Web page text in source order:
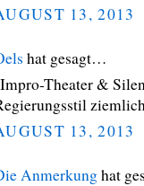
13, 2013
hat gesagt…
Theater &
13, 2013
Anmerkunghat